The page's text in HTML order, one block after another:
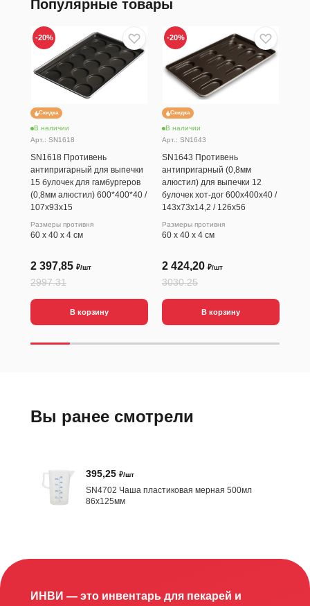
Популярные товары
Скидка
В наличии
Арт.: SN1618
SN1618 Противень
антипригарный для выпечки
15 булочек для гамбургеров
(0,8мм алюстил) 600*400*40 /
107х93х15
Размеры противня
60 х 40 х 4 см
2 397,85 ₽/шт
2997.31
В корзину
-20%
Скидка
В наличии
Арт.: SN1643
SN1643 Противень
антипригарный (0,8мм
алюстил) для выпечки 12
булочек хот-дог 600х400х40 /
143х73х14,2 / 126х56
Размеры противня
60 х 40 х 4 см
2 424,20 ₽/шт
3030.25
В корзину
-20%
Вы ранее смотрели
395,25 ₽/шт
SN4702 Чаша пластиковая мерная 500мл
86х125мм
ИНВИ — это инвентарь для пекарей и